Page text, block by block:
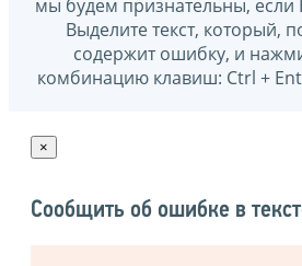
мы будем признательны,
Выделите текст, который,
содержит ошибку, и
комбинацию клавиш: Ctrl +
×
Сообщить об ошибке в